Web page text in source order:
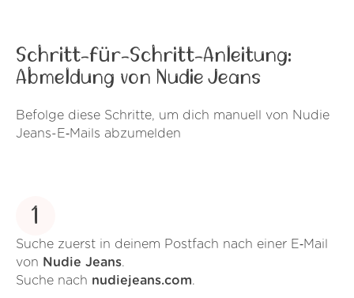
Schritt-für-Schritt-Anleitung:
Abmeldung von Nudie Jeans
Befolge diese Schritte, um dich manuell von Nudie
Jeans-E‑Mails abzumelden
1
Suche zuerst in deinem Postfach nach einer E‑Mail
von Nudie Jeans.
Suche nach nudiejeans.com.